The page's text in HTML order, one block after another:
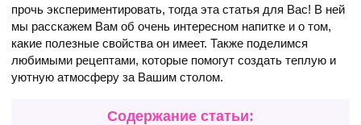
прочь экспериментировать, тогда эта статья для Вас! В ней
мы расскажем Вам об очень интересном напитке и о том,
какие полезные свойства он имеет. Также поделимся
любимыми рецептами, которые помогут создать теплую и
уютную атмосферу за Вашим столом.
Содержание статьи: